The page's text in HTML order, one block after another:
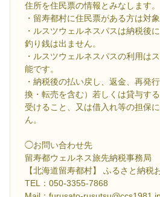
住所を住民票の情報とみなします。
・留寿都村に住民票がある方は対
・ルスツウェルネスパスは納税後
釣り銭は出ません。
・ルスツウェルネスパスの利用は
能です。
・納税後の払い戻し、返金、再発
換・転売を含む）若しくは貸与す
受けること、又は借入れ等の担保
ん。
◯お問い合わせ先
留寿都ウェルネス旅先納税事務局
【北海道留寿都村】 ふるさと納税
TEL：050-3355-7868